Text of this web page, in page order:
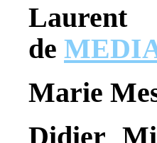
de
Marie
Didier